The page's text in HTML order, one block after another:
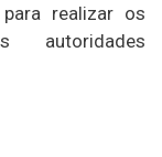
realizar os
autoridades